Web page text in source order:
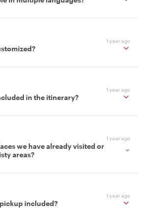
1 year ago
1 year ago
in the itinerary?
1 year ago
we have already visited or
areas?
1 year ago
included?